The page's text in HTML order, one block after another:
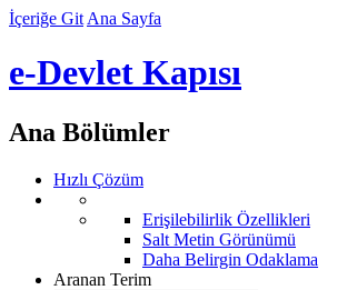
İçeriğe Git Ana Sayfa
e-Devlet Kapısı
Ana Bölümler
Hızlı Çözüm
Erişilebilirlik Özellikleri
Salt Metin Görünümü
Daha Belirgin Odaklama
Aranan Terim